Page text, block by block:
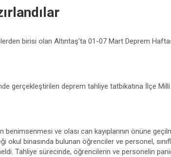
birisi olan Altıntaş’ta 01-07 Mart Deprem
gerçekleştirilen deprem tahliye tatbikatına İlçe
benimsenmesi ve olası can kayıplarının önüne
okul binasında bulunan öğrenciler ve personel,
Tahliye sürecinde, öğrencilerin ve personelin